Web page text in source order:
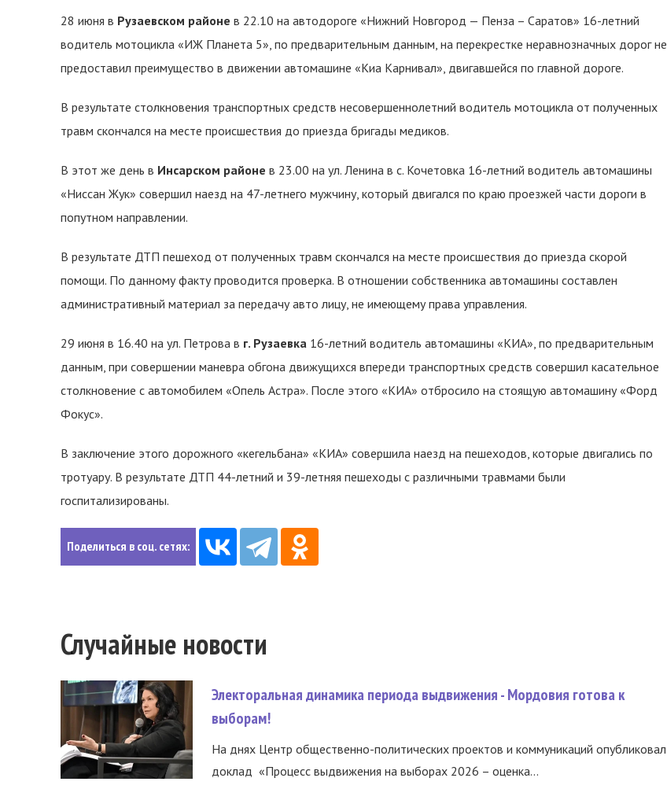
28 июня в Рузаевском районе в 22.10 на автодороге «Нижний Новгород — Пенза – Саратов» 16-летний
водитель мотоцикла «ИЖ Планета 5», по предварительным данным, на перекрестке неравнозначных дорог не
предоставил преимущество в движении автомашине «Киа Карнивал», двигавшейся по главной дороге.
В результате столкновения транспортных средств несовершеннолетний водитель мотоцикла от полученных
травм скончался на месте происшествия до приезда бригады медиков.
В этот же день в Инсарском районе в 23.00 на ул. Ленина в с. Кочетовка 16-летний водитель автомашины
«Ниссан Жук» совершил наезд на 47-летнего мужчину, который двигался по краю проезжей части дороги в
попутном направлении.
В результате ДТП пешеход от полученных травм скончался на месте происшествия до приезда скорой
помощи. По данному факту проводится проверка. В отношении собственника автомашины составлен
административный материал за передачу авто лицу, не имеющему права управления.
29 июня в 16.40 на ул. Петрова в г. Рузаевка 16-летний водитель автомашины «KИА», по предварительным
данным, при совершении маневра обгона движущихся впереди транспортных средств совершил касательное
столкновение с автомобилем «Опель Астра». После этого «KИА» отбросило на стоящую автомашину «Форд
Фокус».
В заключение этого дорожного «кегельбана» «KИА» совершила наезд на пешеходов, которые двигались по
тротуару. В результате ДТП 44-летний и 39-летняя пешеходы с различными травмами были
госпитализированы.
Поделиться в соц. сетях:
Случайные новости
Электоральная динамика периода выдвижения - Мордовия готова к
выборам!
На днях Центр общественно-политических проектов и коммуникаций опубликовал
доклад «Процесс выдвижения на выборах 2026 – оценка...